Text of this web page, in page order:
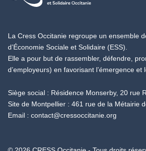
La Cress Occitanie regroupe un ensemble
d’Économie Sociale et Solidaire (ESS).
Elle a pour but de rassembler, défendre,
d’employeurs) en favorisant l’émergence
Siège social : Résidence Monserby, 20 rue
Site de Montpellier : 461 rue de la Métairie
Email : contact@cressoccitanie.org